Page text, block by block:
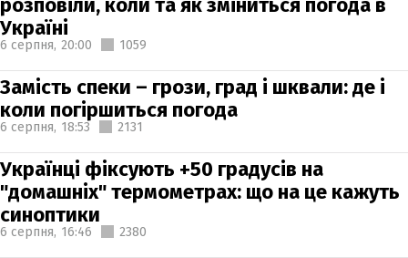
Україні
6 серпня, 20:00 1059
Замість спеки – грози, град і шквали: де і
коли погіршиться погода
6 серпня, 18:53 2131
Українці фіксують +50 градусів на
"домашніх" термометрах: що на це кажуть
синоптики
6 серпня, 16:46 2380